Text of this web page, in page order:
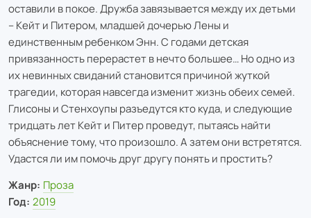
оставили в покое. Дружба завязывается между их детьми
– Кейт и Питером, младшей дочерью Лены и
единственным ребенком Энн. С годами детская
привязанность перерастет в нечто большее… Но одно из
их невинных свиданий становится причиной жуткой
трагедии, которая навсегда изменит жизнь обеих семей.
Глисоны и Стенхоупы разъедутся кто куда, и следующие
тридцать лет Кейт и Питер проведут, пытаясь найти
объяснение тому, что произошло. А затем они встретятся.
Удастся ли им помочь друг другу понять и простить?
Жанр: Проза
Год: 2019